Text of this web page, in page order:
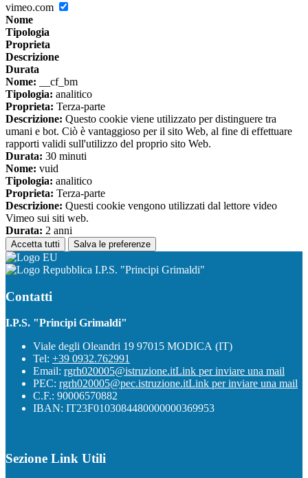
vimeo.com
Nome
Tipologia
Proprieta
Descrizione
Durata
Nome: __cf_bm
Tipologia: analitico
Proprieta: Terza-parte
Descrizione: Questo cookie viene utilizzato per distinguere tra
umani e bot. Ciò è vantaggioso per il sito Web, al fine di effettuare
rapporti validi sull'utilizzo del proprio sito Web.
Durata: 30 minuti
Nome: vuid
Tipologia: analitico
Proprieta: Terza-parte
Descrizione: Questi cookie vengono utilizzati dal lettore video
Vimeo sui siti web.
Durata: 2 anni
Accetta tutti Salva le preferenze
I.P.S. "Principi Grimaldi"
Contatti
I.P.S. "Principi Grimaldi"
Viale degli Oleandri 19 97015 MODICA (IT)
Tel: +39 0932.762991
Email: rgrh020005@istruzione.itLink per inviare una mail
PEC: rgrh020005@pec.istruzione.itLink per inviare una mail
C.F.: 90006570882
IBAN: IT23F0103084480000000369953
Sezione Link Utili